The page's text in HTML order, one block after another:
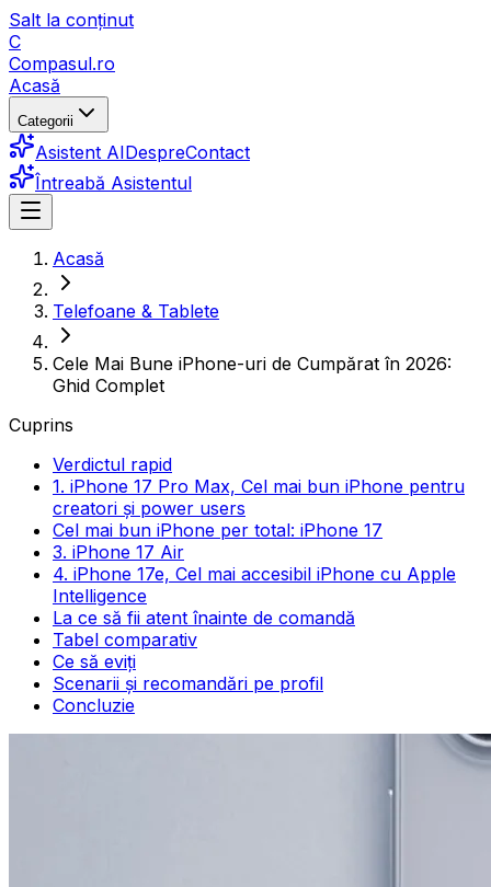
Salt la conținut
C
Compasul.ro
Acasă
Categorii
Asistent AIDespreContact
Întreabă Asistentul
Acasă
Telefoane & Tablete
Cele Mai Bune iPhone-uri de Cumpărat în 2026:
Ghid Complet
Cuprins
Verdictul rapid
1. iPhone 17 Pro Max, Cel mai bun iPhone pentru
creatori și power users
Cel mai bun iPhone per total: iPhone 17
3. iPhone 17 Air
4. iPhone 17e, Cel mai accesibil iPhone cu Apple
Intelligence
La ce să fii atent înainte de comandă
Tabel comparativ
Ce să eviți
Scenarii și recomandări pe profil
Concluzie